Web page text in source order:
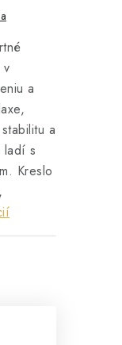
v
a
a
ladí s
Kreslo